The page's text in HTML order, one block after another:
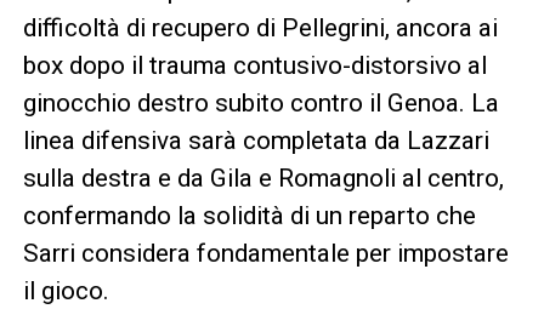
difficoltà di recupero di Pellegrini, ancora ai
box dopo il trauma contusivo-distorsivo al
ginocchio destro subito contro il Genoa. La
linea difensiva sarà completata da Lazzari
sulla destra e da Gila e Romagnoli al centro,
confermando la solidità di un reparto che
Sarri considera fondamentale per impostare
il gioco.